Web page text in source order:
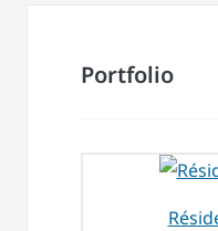
Portfolio